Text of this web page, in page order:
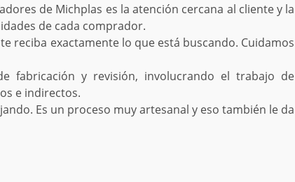
de Michplas es la atención cercana al cliente y la
de cada comprador.
reciba exactamente lo que está buscando. Cuidamos
fabricación y revisión, involucrando el trabajo de
e indirectos.
Es un proceso muy artesanal y eso también le da